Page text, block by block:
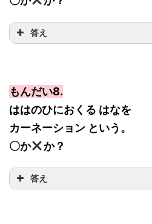
答え
もんだい8.
ははのひにおくる はなを
カーネーション という。
〇か
か？
答え